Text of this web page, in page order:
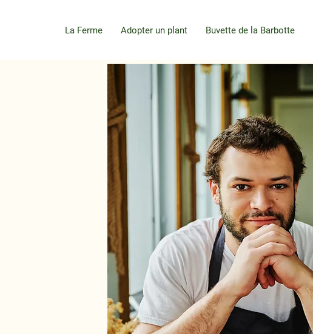
La Ferme Adopter un plant Buvette de la Barbotte